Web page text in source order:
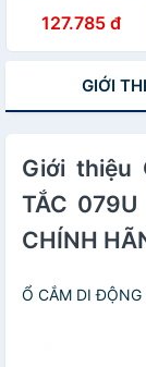
AKKO STAR -
HÀNG CHÍNH
127.785 đ
GIỚI
Giới thiệu
TẮC
CHÍNH
Ổ CẮM DI